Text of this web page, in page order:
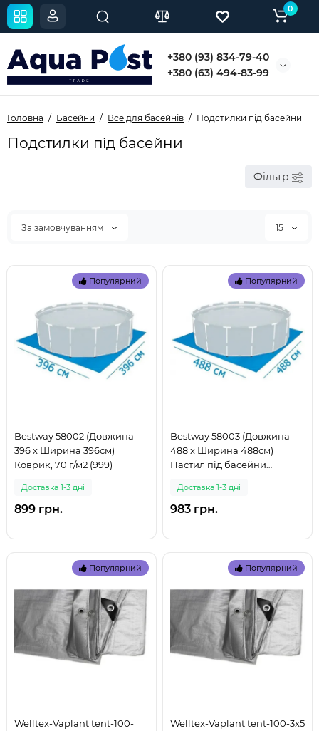
+380 (93) 834-79-40
+380 (63) 494-83-99
0
Головна Басейни Все для басейнів Подстилки під басейни
Подстилки під басейни
Фільтр
За замовчуванням 15
Популярний
Bestway 58002 (Довжина
396 x Ширина 396см)
Коврик, 70 г/м2 (999)
Доставка 1-3 дні
899 грн.
Популярний
Bestway 58003 (Довжина
488 x Ширина 488см)
Настил під басейни
(999)
Доставка 1-3 дні
983 грн.
Популярний
Welltex-Vaplant tent-100-
Популярний
Welltex-Vaplant tent-100-3x5